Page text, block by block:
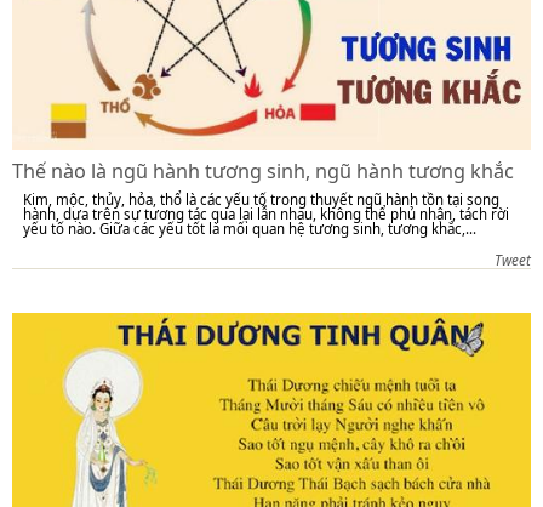
Thế nào là ngũ hành tương sinh, ngũ hành tương khắc
Kim, mộc, thủy, hỏa, thổ là các yếu tố trong thuyết ngũ hành tồn tại song
hành, dựa trên sự tương tác qua lại lẫn nhau, không thể phủ nhận, tách rời
yếu tố nào. Giữa các yếu tốt là mối quan hệ tương sinh, tương khắc,...
Tweet